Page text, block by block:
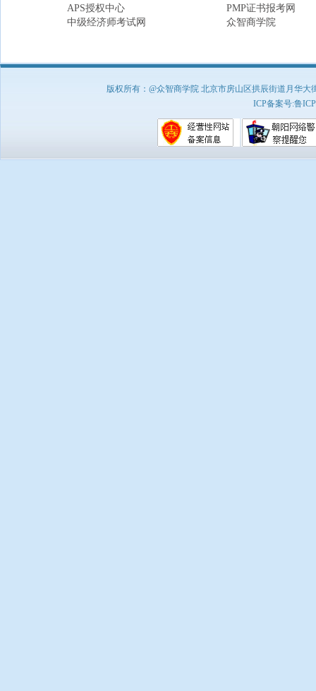
APS授权中心
PMP证书报考网
中级经济师考试网
众智商学院
版权所有：@众智商学院 北京市房山区拱辰街道月华
ICP备案号:鲁